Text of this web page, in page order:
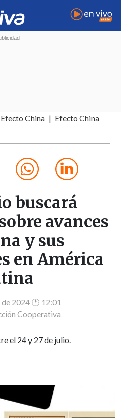
Efecto China
Efecto China
buscará
avances
y sus
en América
2024 🕐 12:01
Cooperativa
el 24 y 27 de julio.